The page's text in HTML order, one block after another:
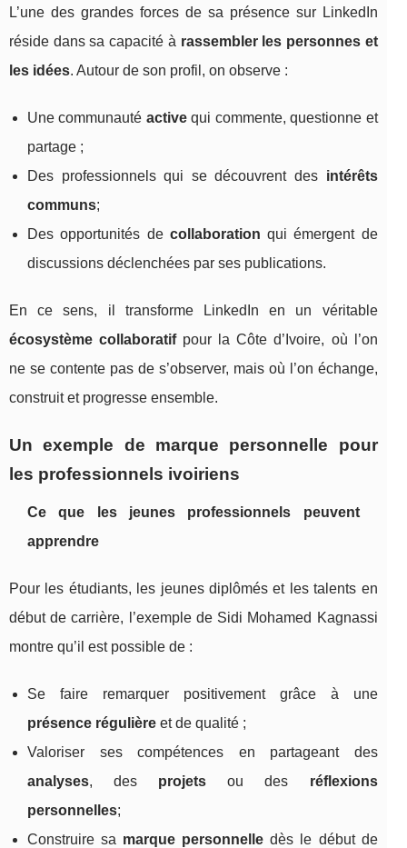
L’une des grandes forces de sa présence sur LinkedIn
réside dans sa capacité à rassembler les personnes et
les idées. Autour de son profil, on observe :
Une communauté activequi commente, questionne et
partage ;
Des professionnels qui se découvrent des intérêts
communs;
Des opportunités de collaboration qui émergent de
discussions déclenchées par ses publications.
En ce sens, il transforme LinkedIn en un véritable
écosystème collaboratifpour la Côte d’Ivoire, où l’on
ne se contente pas de s’observer, mais où l’on échange,
construit et progresse ensemble.
Un exemple de marque personnelle pour
les professionnels ivoiriens
Ce que les jeunes professionnels peuvent
apprendre
Pour les étudiants, les jeunes diplômés et les talents en
début de carrière, l’exemple de Sidi Mohamed Kagnassi
montre qu’il est possible de :
Se faire remarquer positivement grâce à une
présence régulière et de qualité ;
Valoriser ses compétences en partageant des
analyses, des projets ou des réflexions
personnelles;
Construire sa marque personnelle dès le début de